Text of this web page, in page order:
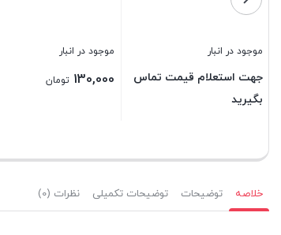
موجود در انبار
جهت استعلام قیمت تماس
بگیرید
موجود در انبار
130,000 تومان
خلاصه توضیحات توضیحات تکمیلی نظرات (0)